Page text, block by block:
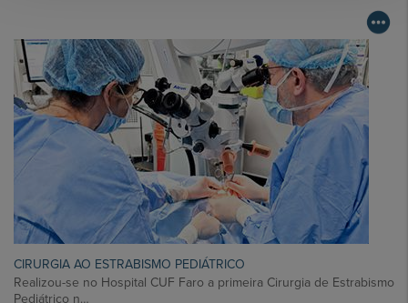
CIRURGIA AO ESTRABISMO PEDIÁTRICO
Realizou-se no Hospital CUF Faro a primeira Cirurgia de Estrabismo
Pediátrico n…